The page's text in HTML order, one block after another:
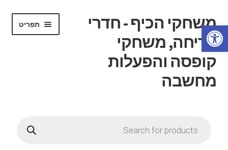
פתח סרגל נגישות
דלג
לניווט
לדלג
לתוכן
משחקי הכיף - חדרי
בריחה, משחקי
קופסה והפעלות
מחשבה
תפריט
תפריט
הרחב
search